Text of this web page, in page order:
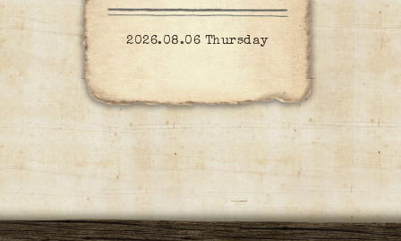
2026.08.06 Thursday